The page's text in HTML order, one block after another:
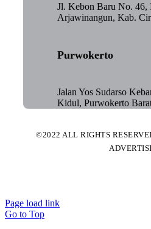
Jl. Kebon Baru No. 46,
Arjawinangun, Kab.
Purwokerto
Jalan Yos Sudarso
Kidul, Purwokerto
©2022 ALL RIGHTS
Page load link
Go to Top